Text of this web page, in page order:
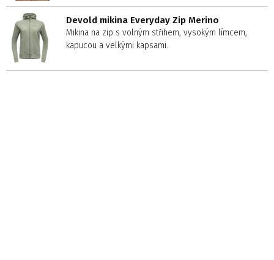
Devold mikina Everyday Zip Merino
Mikina na zip s volným střihem, vysokým límcem,
kapucou a velkými kapsami.